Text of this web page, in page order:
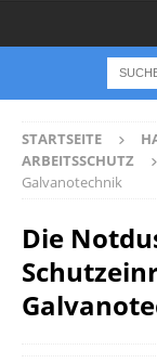
STARTSEITE
ARBEITSSCHUTZ
Galvanotechnik
Die